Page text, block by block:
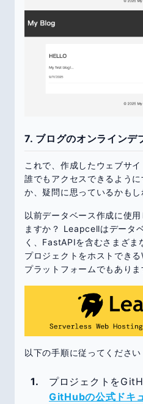
7. ブログのオンラインデ
これで、作成したウェブサ
誰でもアクセスできるよう
か、疑問に思っているかもし
以前データベース作成に使用
ますか？ Leapcellはデータ
く、FastAPIを含むさまざま
プロジェクトをホストでき
プラットフォームでもありま
以下の手順に従ってください
プロジェクトを
GitHubの公式ドキ